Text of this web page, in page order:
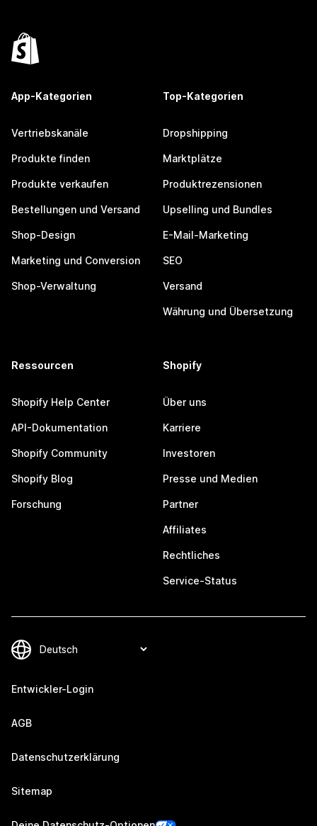
App-Kategorien
Vertriebskanäle
Produkte finden
Produkte verkaufen
Bestellungen und Versand
Shop-Design
Marketing und Conversion
Shop-Verwaltung
Top-Kategorien
Dropshipping
Marktplätze
Produktrezensionen
Upselling und Bundles
E-Mail-Marketing
SEO
Versand
Währung und Übersetzung
Ressourcen
Shopify Help Center
API-Dokumentation
Shopify Community
Shopify Blog
Forschung
Shopify
Über uns
Karriere
Investoren
Presse und Medien
Partner
Affiliates
Rechtliches
Service-Status
Entwickler-Login
AGB
Datenschutzerklärung
Sitemap